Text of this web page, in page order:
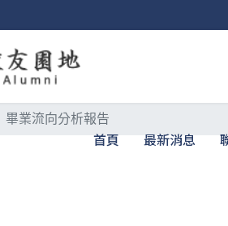
首頁 最新消息
畢業流向分析報告